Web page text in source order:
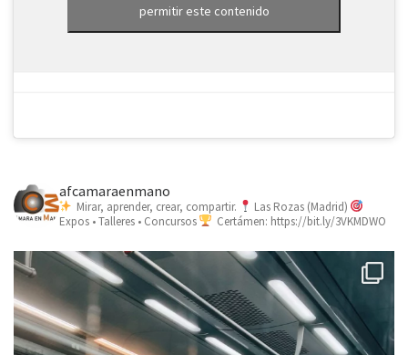
permitir este contenido
afcamaraenmano
Mirar, aprender, crear, compartir.
Las Rozas (Madrid)
Expos • Talleres • Concursos
Certámen: https://bit.ly/3VKMDWO